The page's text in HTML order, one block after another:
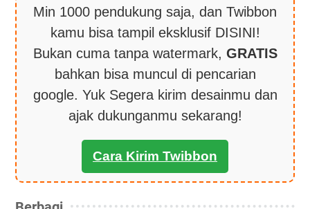
Min 1000 pendukung saja, dan Twibbon
kamu bisa tampil eksklusif DISINI!
Bukan cuma tanpa watermark, GRATIS
bahkan bisa muncul di pencarian
google. Yuk Segera kirim desainmu dan
ajak dukunganmu sekarang!
Cara Kirim Twibbon